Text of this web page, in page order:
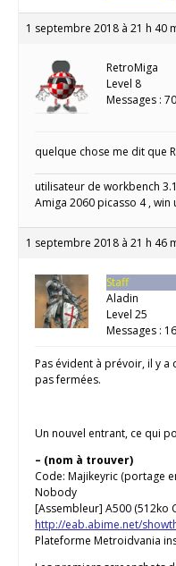
1 septembre 2018 à 21 h 40
RetroMiga
Level 8
Messages :
quelque chose me dit que
utilisateur de workbench
Amiga 2060 picasso 4 , win
1 septembre 2018 à 21 h 46
Staff
Aladin
Level 25
Messages :
Pas évident à prévoir, il y
pas fermées.
Un nouvel entrant, ce qui
– (nom à trouver)
Code: Majikeyric (portage
Nobody
[Assembleur] A500 (512ko
http://eab.abime.net/
Plateforme Metroidvania